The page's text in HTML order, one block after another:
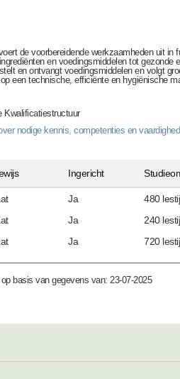
de voorbereidende werkzaamheden uit in
en voedingsmiddelen tot gezonde
en ontvangt voedingsmiddelen en volgt
een technische, efficiënte en hygiënische
Kwalificatiestructuur
nodige kennis, competenties en
Ingericht
Ja 480
Ja 240
Ja 720
basis van gegevens van: 23-07-2025